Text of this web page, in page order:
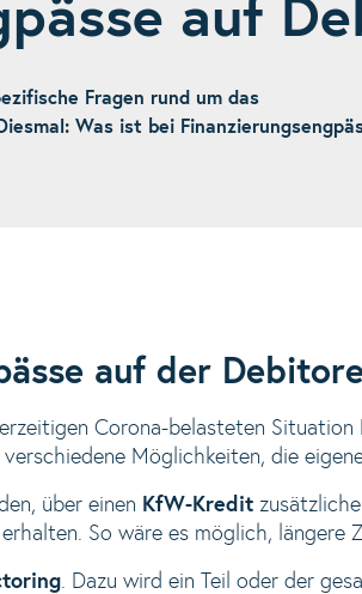
auf
Fragen rund um das
Was ist bei
auf der
Corona-belasteten Situation
Möglichkeiten, die
über einen KfW-Kredit
So wäre es möglich, längere
. Dazu wird ein Teil oder der